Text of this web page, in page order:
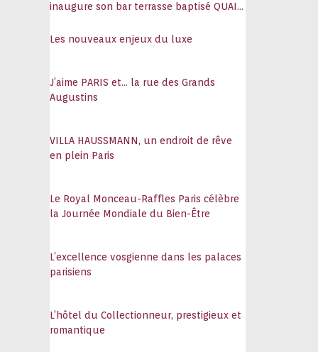
inaugure son bar terrasse baptisé QUAI
Les nouveaux enjeux du luxe
J’aime PARIS et… la rue des Grands
Augustins
VILLA HAUSSMANN, un endroit de rêve
en plein Paris
Le Royal Monceau-Raffles Paris célèbre
la Journée Mondiale du Bien-Être
L’excellence vosgienne dans les palaces
parisiens
L’hôtel du Collectionneur, prestigieux et
romantique